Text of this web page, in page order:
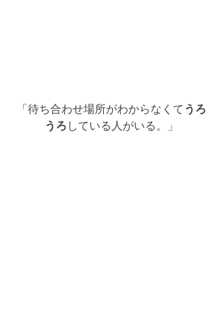
「待ち合わせ場所がわからなくて うろ
うろ している人がいる。」